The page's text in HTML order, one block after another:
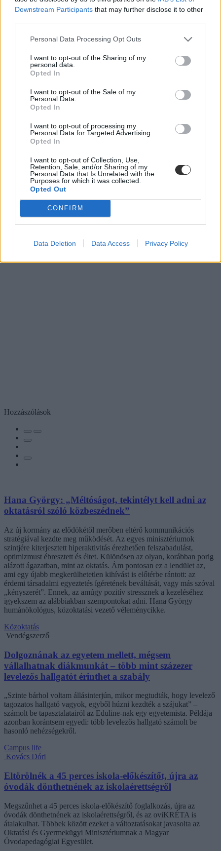
Downstream Participants that may further disclose it to other
Personal Data Processing Opt Outs
I want to opt-out of the Sharing of my
personal data.
Opted In
I want to opt-out of the Sale of my
Personal Data.
Opted In
I want to opt-out of processing my
Personal Data for Targeted Advertising.
Opted In
I want to opt-out of Collection, Use,
Retention, Sale, and/or Sharing of my
Personal Data that Is Unrelated with the
Purposes for which it was collected.
Opted Out
CONFIRM
Data Deletion Data Access Privacy Policy
Hozzászólások
Hana György: „Méltóságot, tekintélyt kell adni az
oktatásról szóló közbeszédnek”
Az új kormány az elődökétől merőben eltérő kommunikációs
stratégiával kezdte meg működését. Az egyes minisztériumok
szintjére kiterjesztett hiperaktivitás érezhetően felszabadulást,
optimizmust ébresztett és éltet. Különösen az olyan, korábban porig
alázott ágazatban, mint az oktatás. Ám pontosan ez a lendület az,
ami egy újabb megkerülhetetlen kihívást is előtérbe rántott: az
érdemi társadalmi egyeztetés ígéretének beváltását, vagy más szóval
„kényszerét”. Ennek, az amúgy pozitív stressznek a kezeléséhez
igyekszem az alábbiakban szempontokat adni. Hana György
humánökológus, közoktatási vezető véleménycikke.
Közoktatás
Vendégszerző
Dolgoznának az egyetem mellett, mégsem
vállalhatnak diákmunkát – több mint százezer
levelezős hallgatót érinthet a szabály
„Szinte bárhol voltam állásinterjún, mikor megtudták, hogy levelező
tagozatos hallgató vagyok, egyből húzni kezdték a szájukat” –
számolt be tapasztalatairól az Eduline-nak egy egyetemista. Példája
azonban korántsem egyedi: több levelezős hallgató számolt be
hasonló nehézségekről.
Campus life
Kovács Dóri
Eltörölnék a 45 perces iskola-előkészítőt, újra az
óvodák dönthetnének az iskolaérettségről
Megszűnhet a 45 perces iskola-előkészítő foglalkozás, újra az
óvodák dönthetnének az iskolaérettségről, és az oviKRÉTA is
átalakulhat. Többek között ezeket a változtatásokat javasolta az
Oktatási és Gyermekügyi Minisztériumnak a Magyar
Óvodapedagógiai Egyesület.